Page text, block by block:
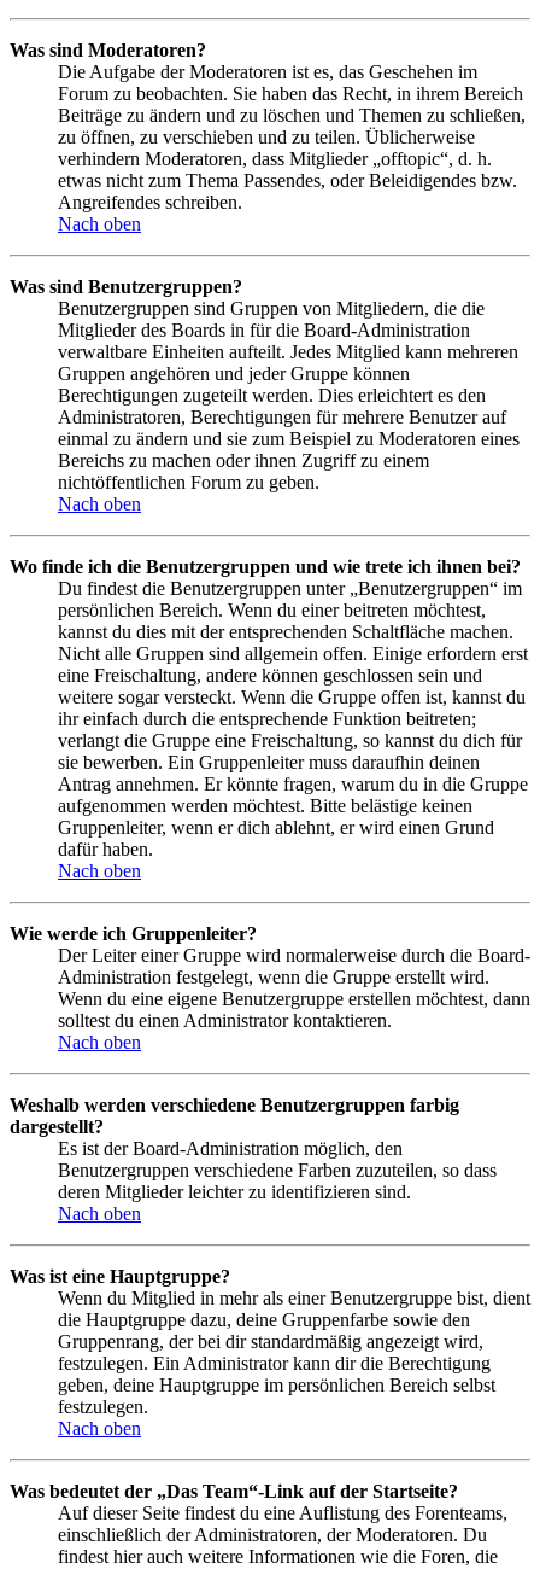
Was sind Moderatoren?
Die Aufgabe der Moderatoren ist es, das Geschehen im
Forum zu beobachten. Sie haben das Recht, in ihrem Bereich
Beiträge zu ändern und zu löschen und Themen zu schließen,
zu öffnen, zu verschieben und zu teilen. Üblicherweise
verhindern Moderatoren, dass Mitglieder „offtopic“, d. h.
etwas nicht zum Thema Passendes, oder Beleidigendes bzw.
Angreifendes schreiben.
Nach oben
Was sind Benutzergruppen?
Benutzergruppen sind Gruppen von Mitgliedern, die die
Mitglieder des Boards in für die Board-Administration
verwaltbare Einheiten aufteilt. Jedes Mitglied kann mehreren
Gruppen angehören und jeder Gruppe können
Berechtigungen zugeteilt werden. Dies erleichtert es den
Administratoren, Berechtigungen für mehrere Benutzer auf
einmal zu ändern und sie zum Beispiel zu Moderatoren eines
Bereichs zu machen oder ihnen Zugriff zu einem
nichtöffentlichen Forum zu geben.
Nach oben
Wo finde ich die Benutzergruppen und wie trete ich ihnen bei?
Du findest die Benutzergruppen unter „Benutzergruppen“ im
persönlichen Bereich. Wenn du einer beitreten möchtest,
kannst du dies mit der entsprechenden Schaltfläche machen.
Nicht alle Gruppen sind allgemein offen. Einige erfordern erst
eine Freischaltung, andere können geschlossen sein und
weitere sogar versteckt. Wenn die Gruppe offen ist, kannst du
ihr einfach durch die entsprechende Funktion beitreten;
verlangt die Gruppe eine Freischaltung, so kannst du dich für
sie bewerben. Ein Gruppenleiter muss daraufhin deinen
Antrag annehmen. Er könnte fragen, warum du in die Gruppe
aufgenommen werden möchtest. Bitte belästige keinen
Gruppenleiter, wenn er dich ablehnt, er wird einen Grund
dafür haben.
Nach oben
Wie werde ich Gruppenleiter?
Der Leiter einer Gruppe wird normalerweise durch die Board-
Administration festgelegt, wenn die Gruppe erstellt wird.
Wenn du eine eigene Benutzergruppe erstellen möchtest, dann
solltest du einen Administrator kontaktieren.
Nach oben
Weshalb werden verschiedene Benutzergruppen farbig
dargestellt?
Es ist der Board-Administration möglich, den
Benutzergruppen verschiedene Farben zuzuteilen, so dass
deren Mitglieder leichter zu identifizieren sind.
Nach oben
Was ist eine Hauptgruppe?
Wenn du Mitglied in mehr als einer Benutzergruppe bist, dient
die Hauptgruppe dazu, deine Gruppenfarbe sowie den
Gruppenrang, der bei dir standardmäßig angezeigt wird,
festzulegen. Ein Administrator kann dir die Berechtigung
geben, deine Hauptgruppe im persönlichen Bereich selbst
festzulegen.
Nach oben
Was bedeutet der „Das Team“-Link auf der Startseite?
Auf dieser Seite findest du eine Auflistung des Forenteams,
einschließlich der Administratoren, der Moderatoren. Du
findest hier auch weitere Informationen wie die Foren, die